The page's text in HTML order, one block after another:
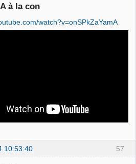
à la con
watch?v=onSPkZaYamA
57
10:53:40